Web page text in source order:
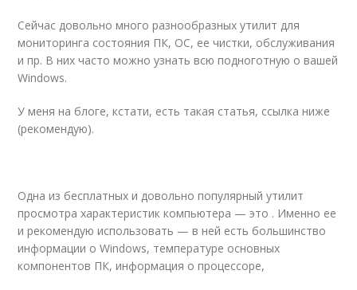
Сейчас довольно много разнообразных утилит для
мониторинга состояния ПК, ОС, ее чистки, обслуживания
и пр. В них часто можно узнать всю подноготную о вашей
Windows.
У меня на блоге, кстати, есть такая статья, ссылка ниже
(рекомендую).
Одна из бесплатных и довольно популярный утилит
просмотра характеристик компьютера — это . Именно ее
и рекомендую использовать — в ней есть большинство
информации о Windows, температуре основных
компонентов ПК, информация о процессоре,